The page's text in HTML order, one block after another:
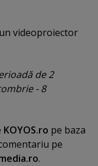
videoproiector
de 2
- 8
KOYOS.ro pe baza
pe
.